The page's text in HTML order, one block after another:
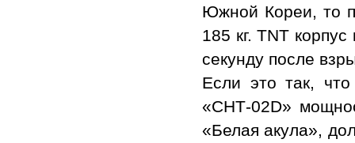
Южной Кореи, то
185 кг. TNT
секунду после
Если это так,
«СНТ-02D»
«Белая акула»,